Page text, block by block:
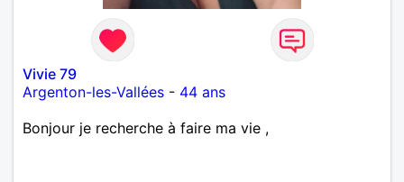
Vivie 79
Argenton-les-Vallées - 44 ans
Bonjour je recherche à faire ma vie ,